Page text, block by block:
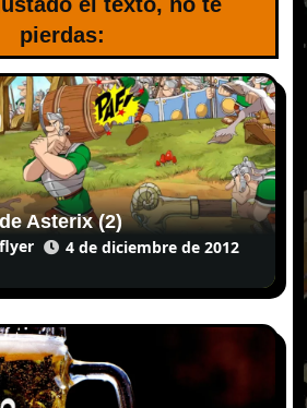
el texto, no te
pierdas:
Asterix (2)
4 de diciembre de 2012